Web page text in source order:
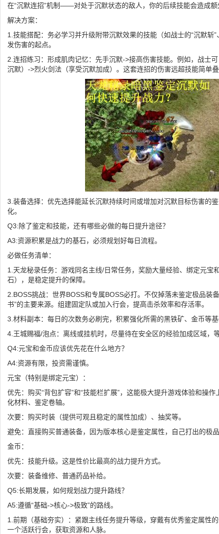
在“沉默连招”机制——对处于沉默状态的敌人，你的后续技能会造成
解决方案：
1.技能搭配：务必学习并升级附带沉默效果的技能（如战士的“沉默斩
发伤害的起点。
2.连招练习：形成肌肉记忆：先手沉默->接高伤害技能。例如，战士
沉默）->烈火剑法（享受沉默加成）。这套连招的伤害远超技能简单
3.装备选择：优先选择能延长沉默持续时间或增加对沉默目标伤害的
化。
Q3:除了鉴定和技能，还有哪些必做的每日提升途径？
A3:资源积累是战力的基石，必须规划好每日流程。
必做任务清单：
1.天龙秘录任务：游戏同名主线/日常任务，奖励大量经验、绑定元宝
石），是稳定提升的保障。
2.BOSS挑战：世界BOSS和专属BOSS必打。不仅掉落未鉴定极品装
书”的主要来源。组建固定队或加入行会，提高击杀效率和存活率。
3.材料副本：每日的次数务必刷完，积累强化所需的黑铁矿、金币等
4.王城赐福/泡点：离线或挂机时，尽量待在安全区的经验加成区域，
Q4:元宝和金币应该优先花在什么地方？
A4:资源有限，投资需谨慎。
元宝（特别是绑定元宝）：
优先：购买“背包扩容”和“技能栏扩展”，这能极大提升游戏体验和操
化材料、鉴定卷轴。
次要：购买时装（提供可观且稳定的属性加成）、抽奖等。
避免：直接购买普通装备，因为版本核心是鉴定属性，自己打出的极
金币：
优先：技能升级。这是性价比最高的战力提升方式。
次要：装备维修、普通药品补给。
Q5:长期发展，如何规划战力提升路线？
A5:遵循“基础->核心->极致”的路线。
1.前期（基础夯实）：紧跟主线任务提升等级，穿戴有优秀鉴定属性
一个活跃行会，获取资源和人脉。